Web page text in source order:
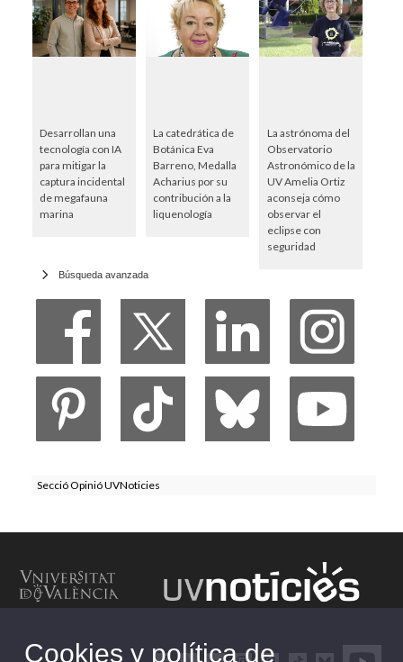
Desarrollan una
tecnología con IA
para mitigar la
captura incidental
de megafauna
marina
La catedrática de
Botánica Eva
Barreno, Medalla
Acharius por su
contribución a la
liquenología
La astrónoma del
Observatorio
Astronómico de la
UV Amelia Ortiz
aconseja cómo
observar el
eclipse con
seguridad
Búsqueda avanzada
Secció Opinió UVNoticies
Cookies y política de